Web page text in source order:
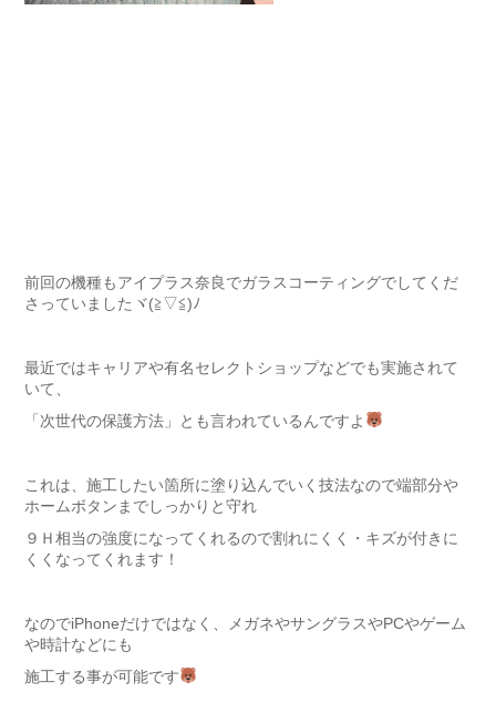
前回の機種もアイプラス奈良でガラスコーティングでしてくだ
さっていましたヾ(≧▽≦)ﾉ
最近ではキャリアや有名セレクトショップなどでも実施されて
いて、
「次世代の保護方法」とも言われているんですよ
これは、施工したい箇所に塗り込んでいく技法なので端部分や
ホームボタンまでしっかりと守れ
９Ｈ相当の強度になってくれるので割れにくく・キズが付きに
くくなってくれます！
なのでiPhoneだけではなく、メガネやサングラスやPCやゲーム
や時計などにも
施工する事が可能です